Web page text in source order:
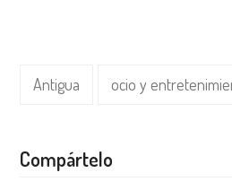
Antigua ocio y
Compártelo